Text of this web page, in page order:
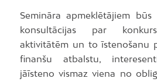
Semināra apmeklētājiem
konsultācijas par
aktivitātēm un to īstenošanu
finanšu atbalstu,
jāīsteno vismaz viena no